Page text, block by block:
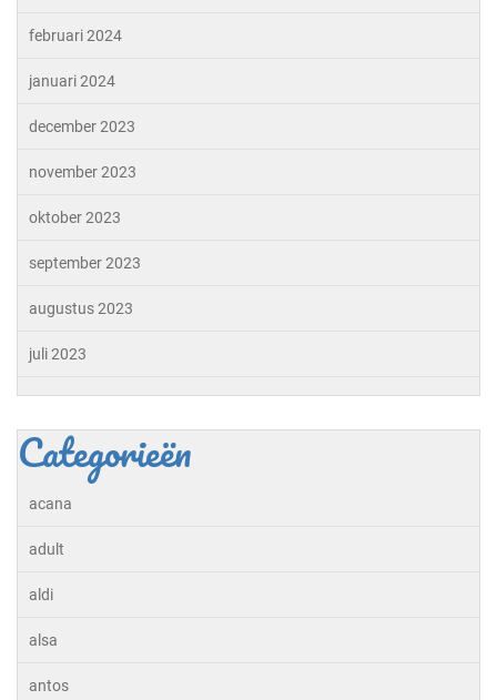
februari 2024
januari 2024
december 2023
november 2023
oktober 2023
september 2023
augustus 2023
juli 2023
Categorieën
acana
adult
aldi
alsa
antos